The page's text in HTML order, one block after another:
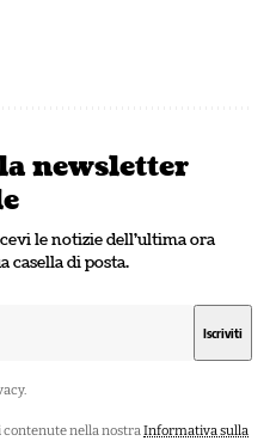
newsletter
le notizie dell'ultima ora
casella di posta.
.
nella nostraInformativa sulla